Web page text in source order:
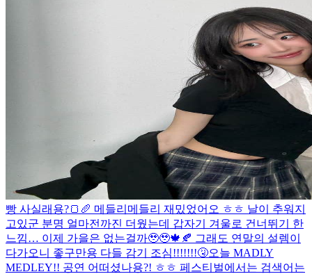
빵 사실래용?🍞🥖 메들리메들리 재밌었어오 ㅎㅎ 날이 추워지
고있군 분명 얼마전까진 더웠는데 갑자기 겨울로 건너뛰기 한
느낌… 이제 가을은 없는걸까🥹🥹🍁🍂 그래도 연말의 설렘이
다가오니 좋구만용 다들 감기 조심!!!!!!!🤧오늘 MADLY
MEDLEY!! 공연 어떠셨나용?! ㅎㅎ 페스티벌에서는 검색어는